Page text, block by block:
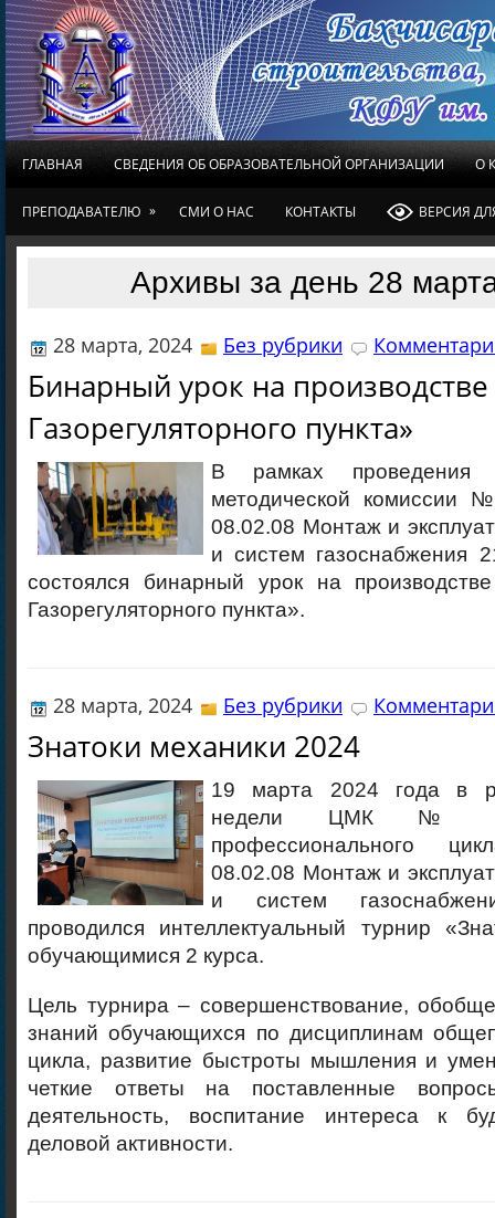
ГЛАВНАЯ СВЕДЕНИЯ ОБ ОБРАЗОВАТЕЛЬНОЙ ОРГАНИЗАЦИИ О
ПРЕПОДАВАТЕЛЮ » СМИ О НАС КОНТАКТЫ ВЕРСИЯ
Архивы за день 28
28 марта, 2024 Без рубрики
Бинарный урок на производстве
Газорегуляторного пункта»
В рамках проведения
методической комиссии
08.02.08 Монтаж и
и систем газоснабжения
состоялся бинарный урок на
Газорегуляторного пункта».
28 марта, 2024 Без рубрики
Знатоки механики 2024
19 марта 2024 года в
недели ЦМК № 4
профессионального
08.02.08 Монтаж и
и систем
проводился интеллектуальный турнир
обучающимися 2 курса.
Цель турнира – совершенствование,
знаний обучающихся по дисциплинам
цикла, развитие быстроты мышления и
четкие ответы на поставленные
деятельность, воспитание интереса к
деловой активности.